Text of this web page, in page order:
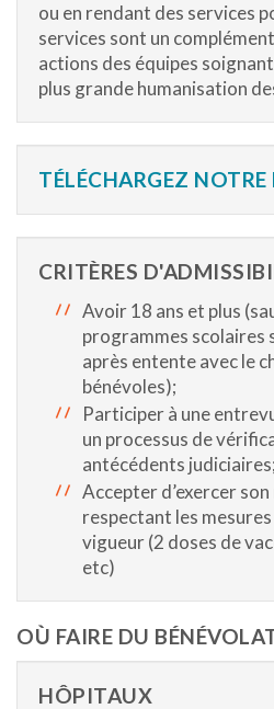
ou en rendant des services
services sont un
actions des équipes
plus grande humanisation
TÉLÉCHARGEZ
CRITÈRES
Avoir 18 ans et plus
programmes scolaires
après entente avec le
bénévoles);
Participer à une
un processus de
antécédents judiciaires;
Accepter d’exercer
respectant les
vigueur (2 doses de
etc)
OÙ FAIRE DU
HÔPITAUX